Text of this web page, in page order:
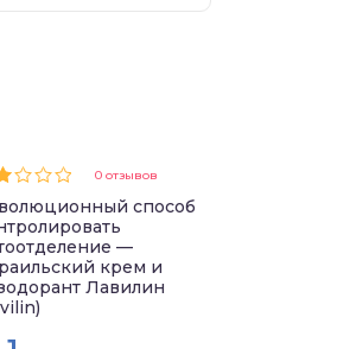
0 отзывов
способ
—
крем и
Лавилин